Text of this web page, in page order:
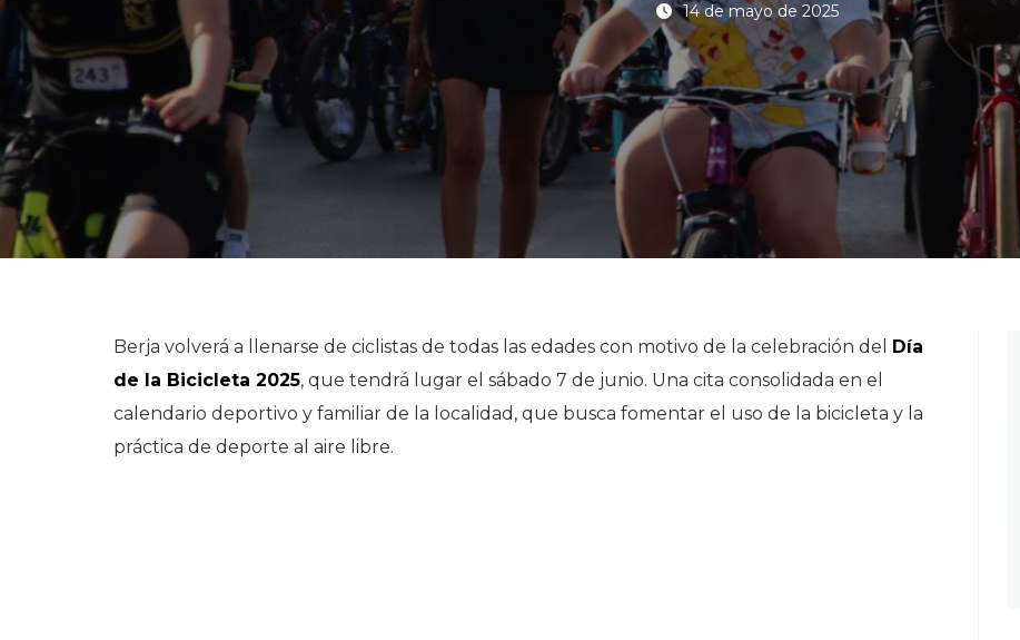
14 de mayo de 2025
Berja volverá a llenarse de ciclistas de todas las edades con motivo de la celebración del Día
de la Bicicleta 2025, que tendrá lugar el sábado 7 de junio. Una cita consolidada en el
calendario deportivo y familiar de la localidad, que busca fomentar el uso de la bicicleta y la
práctica de deporte al aire libre.